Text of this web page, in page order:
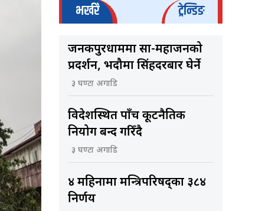
भर्खरै ट्रेन्डिङ
जनकपुरधाममा साहु-महाजनको
प्रदर्शन, भदौमा सिंहदरबार घेर्ने
३ घण्टा अगाडि
विदेशस्थित पाँच कूटनैतिक
नियोग बन्द गरिँदै
३ घण्टा अगाडि
४ महिनामा मन्त्रिपरिषद्का ३८४
निर्णय